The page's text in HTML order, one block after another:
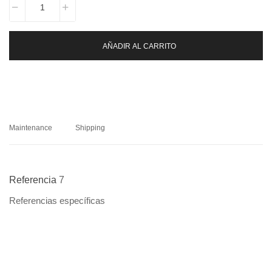
AÑADIR AL CARRITO
Maintenance Shipping
Referencia 7
Referencias específicas